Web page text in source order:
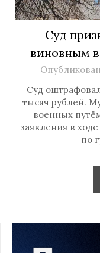
Суд
виновным
Суд
тысяч рублей.
военных
заявления в
по